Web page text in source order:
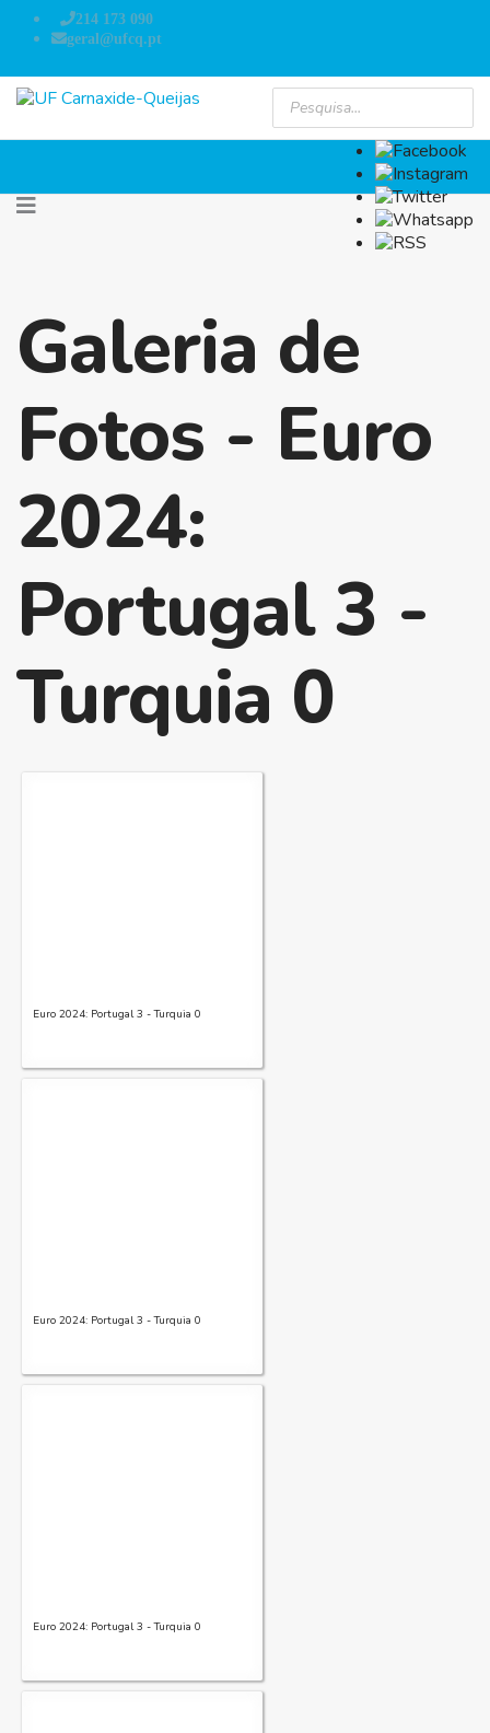
214 173 090
geral@ufcq.pt
Galeria de
Fotos - Euro
2024:
Portugal 3 -
Turquia 0
Euro 2024: Portugal 3 - Turquia 0
Euro 2024: Portugal 3 - Turquia 0
Euro 2024: Portugal 3 - Turquia 0